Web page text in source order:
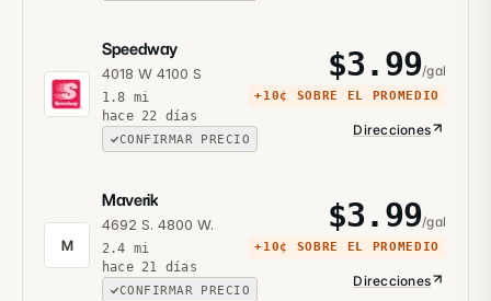
Speedway
4018 W 4100 S
1.8 mi
hace 22 días
CONFIRMAR PRECIO
$3.99/gal
+10¢ SOBRE EL PROMEDIO
Direcciones
M
Maverik
4692 S. 4800 W.
2.4 mi
hace 21 días
CONFIRMAR PRECIO
$3.99/gal
+10¢ SOBRE EL PROMEDIO
Direcciones